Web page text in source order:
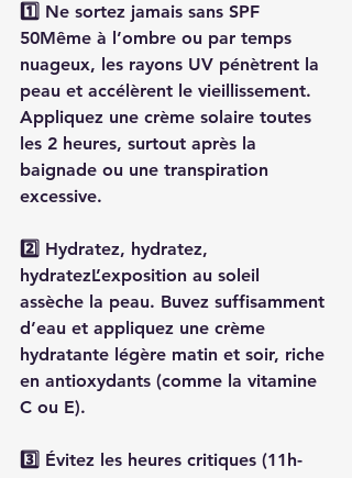
1️⃣ Ne sortez jamais sans SPF
50Même à l’ombre ou par temps
nuageux, les rayons UV pénètrent la
peau et accélèrent le vieillissement.
Appliquez une crème solaire toutes
les 2 heures, surtout après la
baignade ou une transpiration
excessive.
2️⃣ Hydratez, hydratez,
hydratezL’exposition au soleil
assèche la peau. Buvez suffisamment
d’eau et appliquez une crème
hydratante légère matin et soir, riche
en antioxydants (comme la vitamine
C ou E).
3️⃣ Évitez les heures critiques (11h-